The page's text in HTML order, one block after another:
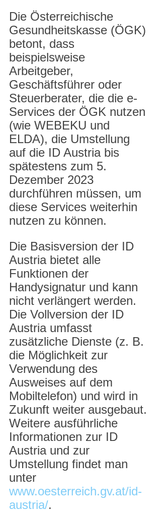
Die Österreichische
Gesundheitskasse (ÖGK)
betont, dass
beispielsweise
Arbeitgeber,
Geschäftsführer oder
Steuerberater, die die e-
Services der ÖGK nutzen
(wie WEBEKU und
ELDA), die Umstellung
auf die ID Austria bis
spätestens zum 5.
Dezember 2023
durchführen müssen, um
diese Services weiterhin
nutzen zu können.
Die Basisversion der ID
Austria bietet alle
Funktionen der
Handysignatur und kann
nicht verlängert werden.
Die Vollversion der ID
Austria umfasst
zusätzliche Dienste (z. B.
die Möglichkeit zur
Verwendung des
Ausweises auf dem
Mobiltelefon) und wird in
Zukunft weiter ausgebaut.
Weitere ausführliche
Informationen zur ID
Austria und zur
Umstellung findet man
unter
www.oesterreich.gv.at/id-
austria/.